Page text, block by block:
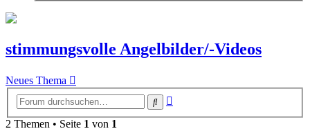
stimmungsvolle Angelbilder/-Videos
Neues Thema
Suche
2 Themen • Seite 1 von 1